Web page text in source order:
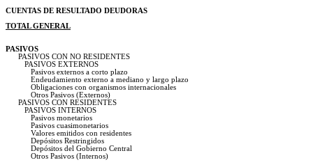
CUENTAS DE RESULTADO DEUDORAS
TOTAL GENERAL
PASIVOS
PASIVOS CON NO RESIDENTES
PASIVOS EXTERNOS
Pasivos externos a corto plazo
Endeudamiento externo a mediano y largo plazo
Obligaciones con organismos internacionales
Otros Pasivos (Externos)
PASIVOS CON RESIDENTES
PASIVOS INTERNOS
Pasivos monetarios
Pasivos cuasimonetarios
Valores emitidos con residentes
Depósitos Restringidos
Depósitos del Gobierno Central
Otros Pasivos (Internos)